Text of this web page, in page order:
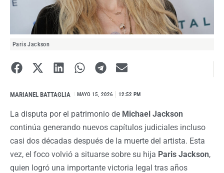
Paris Jackson
MARIANEL BATTAGLIA MAYO 15, 2026 12:52 PM
La disputa por el patrimonio de Michael Jackson
continúa generando nuevos capítulos judiciales incluso
casi dos décadas después de la muerte del artista. Esta
vez, el foco volvió a situarse sobre su hija Paris Jackson,
quien logró una importante victoria legal tras años